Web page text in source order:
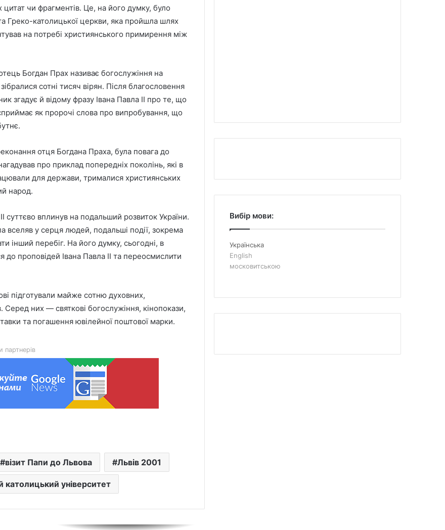
чи фрагментів. Це, на його думку, було
Греко-католицької церкви, яка пройшла шлях
на потребі християнського примирення між
Богдан Прах називає богослужіння на
сотні тисяч вірян. Після благословення
й відому фразу Івана Павла ІІ про те, що
як пророчі слова про випробування, що
отця Богдана Праха, була повага до
про приклад попередніх поколінь, які в
для держави, трималися християнських
народ.
суттєво вплинув на подальший розвиток України.
вселяв у серця людей, подальші події, зокрема
інший перебіг. На його думку, сьогодні, в
до проповідей Івана Павла ІІ та переосмислити
підготували майже сотню духовних,
них — святкові богослужіння, кінопокази,
та погашення ювілейної поштової марки.
партнерів
візит Папи до Львова Львів 2001
католицький університет
минає візит до клініки «Ексімер» від
Чим відрізняються кросівки, кеди та
трекінгове взуття
Перші роки навчання без стресу: що
Украшения для пасхальных яиц:
идеи выбора и гармоничного
праздничного оформления
ключ»: ТОП-7 форматів послуг
Вибір мови:
Українська
English
московитською